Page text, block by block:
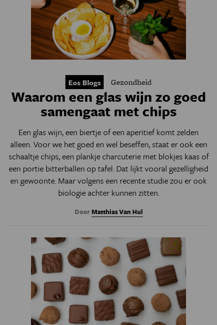
Eos Blogs Gezondheid
Waarom een glas wijn zo goed
samengaat met chips
Een glas wijn, een biertje of een aperitief komt zelden
alleen. Voor we het goed en wel beseffen, staat er ook een
schaaltje chips, een plankje charcuterie met blokjes kaas of
een portie bitterballen op tafel. Dat lijkt vooral gezelligheid
en gewoonte. Maar volgens een recente studie zou er ook
biologie achter kunnen zitten.
DoorMatthias Van Hul